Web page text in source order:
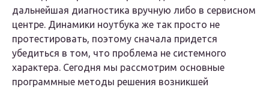
дальнейшая диагностика вручную либо в сервисном
центре. Динамики ноутбука же так просто не
протестировать, поэтому сначала придется
убедиться в том, что проблема не системного
характера. Сегодня мы рассмотрим основные
программные методы решения возникшей